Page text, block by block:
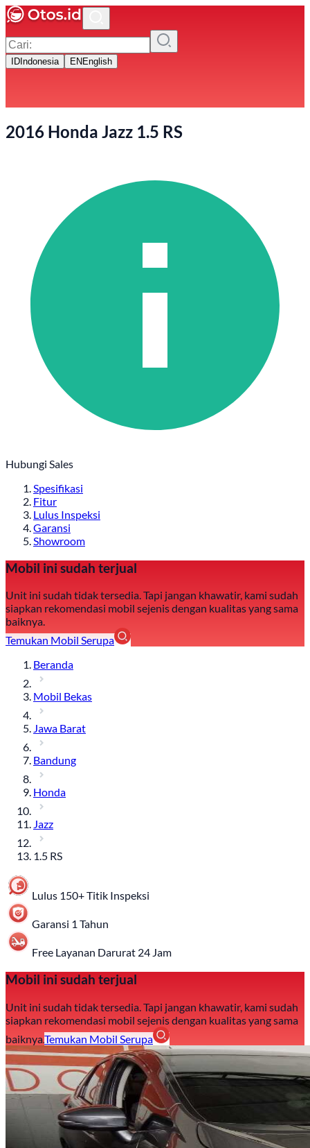
ID Indonesia EN English
2016 Honda Jazz 1.5 RS
Hubungi Sales
Spesifikasi
Fitur
Lulus Inspeksi
Garansi
Showroom
Mobil ini sudah terjual
Unit ini sudah tidak tersedia. Tapi jangan khawatir, kami sudah
siapkan rekomendasi mobil sejenis dengan kualitas yang sama
baiknya.
Temukan Mobil Serupa
Beranda
Mobil Bekas
Jawa Barat
Bandung
Honda
Jazz
1.5 RS
Lulus 150+ Titik Inspeksi
Garansi 1 Tahun
Free Layanan Darurat 24 Jam
Mobil ini sudah terjual
Unit ini sudah tidak tersedia. Tapi jangan khawatir, kami sudah
siapkan rekomendasi mobil sejenis dengan kualitas yang sama
baiknya.Temukan Mobil Serupa